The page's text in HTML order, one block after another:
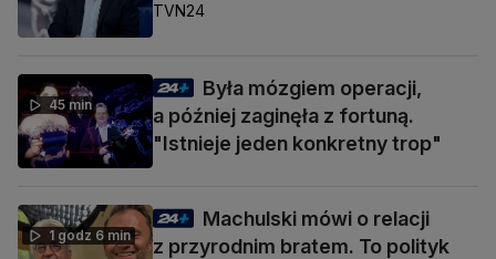
TVN24
45 min
Była mózgiem operacji,
a później zaginęła z fortuną.
"Istnieje jeden konkretny trop"
1 godz 6 min
Machulski mówi o relacji
z przyrodnim bratem. To polityk